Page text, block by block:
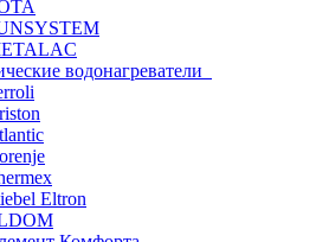
водонагреватели
Eltron